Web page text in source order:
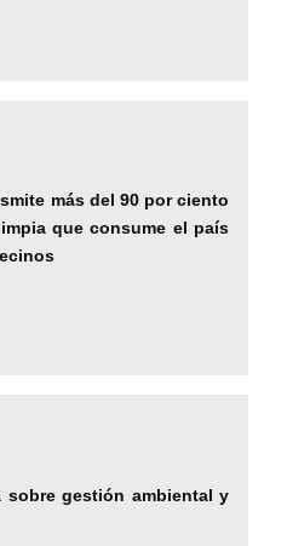
más del 90 por ciento
que consume el país
sobre gestión ambiental y